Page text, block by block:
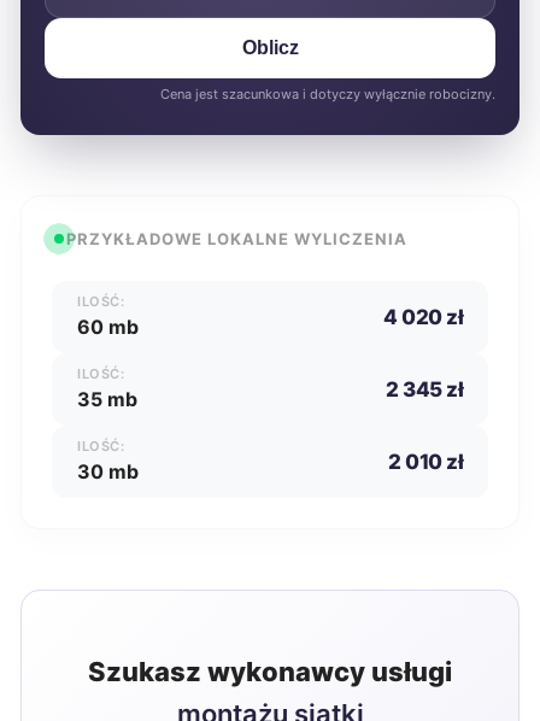
Oblicz
Cena jest szacunkowa i dotyczy wyłącznie robocizny.
PRZYKŁADOWE LOKALNE WYLICZENIA
ILOŚĆ:
60 mb 4 020 zł
ILOŚĆ:
35 mb 2 345 zł
ILOŚĆ:
30 mb 2 010 zł
Szukasz wykonawcy usługi
montażu siatki